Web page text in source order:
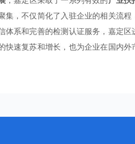
集，不仅简化了入驻企业的相关流程
体系和完善的检测认证服务，嘉定
快速复苏和增长，也为企业在国内